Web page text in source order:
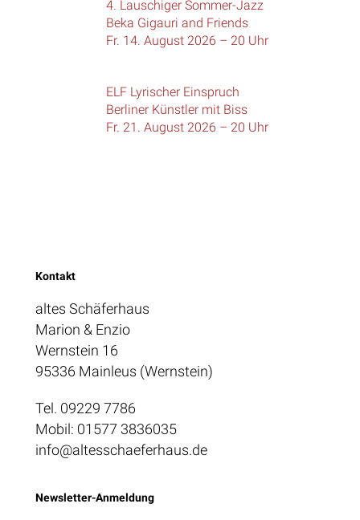
4. Lauschiger Sommer-Jazz
Beka Gigauri and Friends
Fr. 14. August 2026 – 20 Uhr
ELF Lyrischer Einspruch
Berliner Künstler mit Biss
Fr. 21. August 2026 – 20 Uhr
Kontakt
altes Schäferhaus
Marion & Enzio
Wernstein 16
95336 Mainleus (Wernstein)
Tel. 09229 7786
Mobil: 01577 3836035
info@altesschaeferhaus.de
Newsletter-Anmeldung